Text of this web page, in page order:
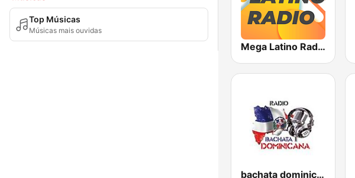
Top Músicas
Músicas mais ouvidas
Mega Latino Radio
bachata dominicana